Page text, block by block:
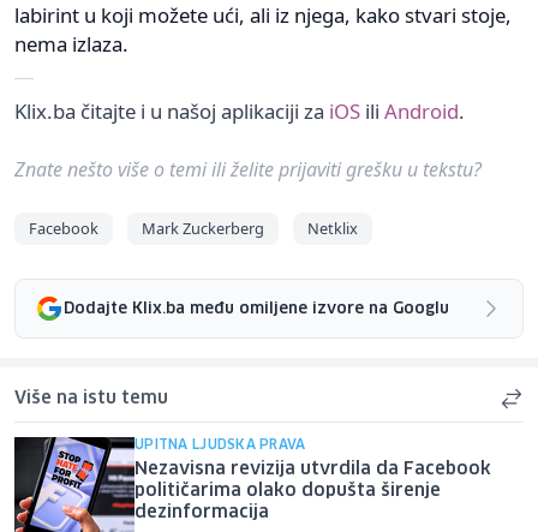
labirint u koji možete ući, ali iz njega, kako stvari stoje,
nema izlaza.
Klix.ba čitajte i u našoj aplikaciji za iOS ili Android.
Znate nešto više o temi ili želite prijaviti grešku u tekstu?
Facebook Mark Zuckerberg Netklix
Dodajte Klix.ba među omiljene izvore na Googlu
Više na istu temu
UPITNA LJUDSKA PRAVA
Nezavisna revizija utvrdila da Facebook
političarima olako dopušta širenje
dezinformacija